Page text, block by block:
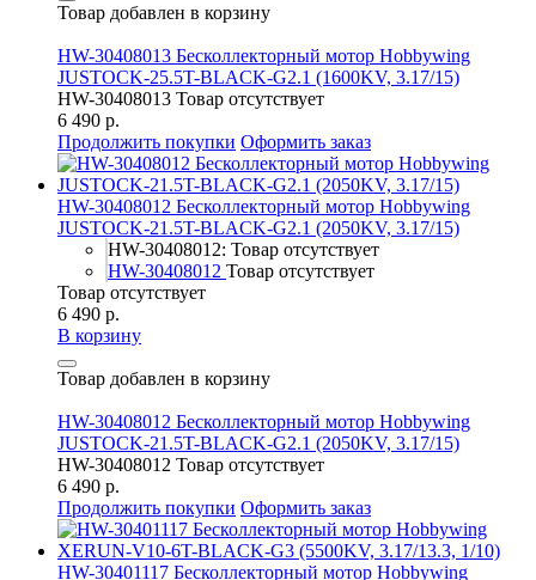
Товар добавлен в корзину
HW-30408013 Бесколлекторный мотор Hobbywing
JUSTOCK-25.5T-BLACK-G2.1 (1600KV, 3.17/15)
HW-30408013 Товар отсутствует
6 490 р.
Продолжить покупки Оформить заказ
HW-30408012 Бесколлекторный мотор Hobbywing
JUSTOCK-21.5T-BLACK-G2.1 (2050KV, 3.17/15)
HW-30408012: Товар отсутствует
HW-30408012 Товар отсутствует
Товар отсутствует
6 490 р.
В корзину
Товар добавлен в корзину
HW-30408012 Бесколлекторный мотор Hobbywing
JUSTOCK-21.5T-BLACK-G2.1 (2050KV, 3.17/15)
HW-30408012 Товар отсутствует
6 490 р.
Продолжить покупки Оформить заказ
HW-30401117 Бесколлекторный мотор Hobbywing